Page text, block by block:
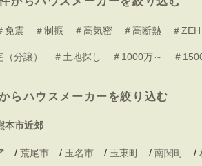
免震 ＃制振 ＃高気密 ＃高断熱 ＃
分譲） ＃土地探し ＃1000万～ ＃
らハウスメーカーを絞り込む
本市近郊
/ 荒尾市 / 玉名市 / 玉東町 / 南関町 /